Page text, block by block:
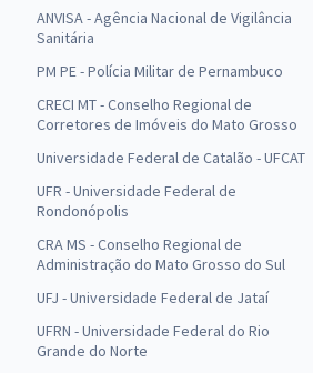
ANVISA - Agência Nacional de Vigilância
Sanitária
PM PE - Polícia Militar de Pernambuco
CRECI MT - Conselho Regional de
Corretores de Imóveis do Mato Grosso
Universidade Federal de Catalão - UFCAT
UFR - Universidade Federal de
Rondonópolis
CRA MS - Conselho Regional de
Administração do Mato Grosso do Sul
UFJ - Universidade Federal de Jataí
UFRN - Universidade Federal do Rio
Grande do Norte